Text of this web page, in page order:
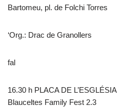
Bartomeu, pl. de Folchi Torres
‘Org.: Drac de Granollers
fal
16.30 h PLACA DE L’ESGLÉSIA
Blauceltes Family Fest 2.3